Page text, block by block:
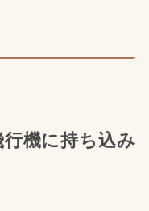
機に持ち込み